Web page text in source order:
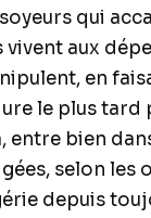
qui
vivent aux
en
le plus tard
entre bien
selon les
depuis